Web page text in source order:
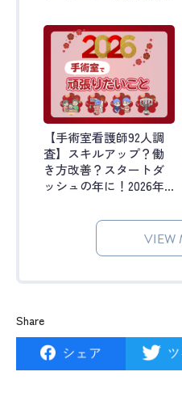
【手術室看護師92人調
査】スキルアップ？働
き方改善？スタートダ
ッシュの年に！2026年
こと｜オペ看ラボ #52
VIEW
Share